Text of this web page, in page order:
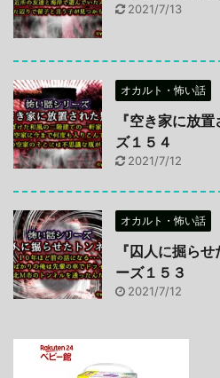
2021/7/13
オカルト・怖い話
『空き家に放
ズ１５４
2021/7/12
オカルト・怖い話
『囚人に掘ら
ーズ１５３
2021/7/12